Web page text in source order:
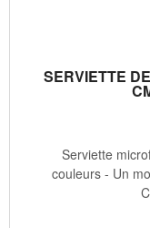
SERVIETTE
Serviette
couleurs - Un